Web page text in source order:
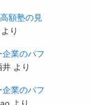
額塾の見
より
業のパフ
井 より
業のパフ
より